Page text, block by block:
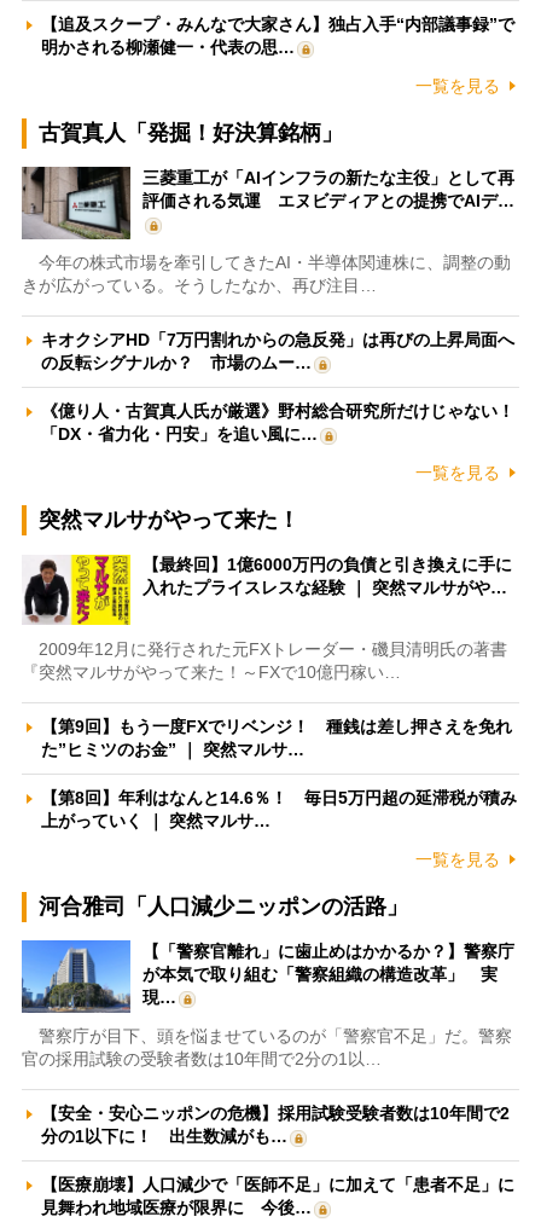
【追及スクープ・みんなで大家さん】独占入手“内部議事録”で
明かされる柳瀬健一・代表の思…
一覧を見る
古賀真人「発掘！好決算銘柄」
三菱重工が「AIインフラの新たな主役」として再
評価される気運 エヌビディアとの提携でAIデ…
今年の株式市場を牽引してきたAI・半導体関連株に、調整の動
きが広がっている。そうしたなか、再び注目…
キオクシアHD「7万円割れからの急反発」は再びの上昇局面へ
の反転シグナルか？ 市場のムー…
《億り人・古賀真人氏が厳選》野村総合研究所だけじゃない！
「DX・省力化・円安」を追い風に…
一覧を見る
突然マルサがやって来た！
【最終回】1億6000万円の負債と引き換えに手に
入れたプライスレスな経験 ｜ 突然マルサがや…
2009年12月に発行された元FXトレーダー・磯貝清明氏の著書
『突然マルサがやって来た！～FXで10億円稼い…
【第9回】もう一度FXでリベンジ！ 種銭は差し押さえを免れ
た”ヒミツのお金” ｜ 突然マルサ…
【第8回】年利はなんと14.6％！ 毎日5万円超の延滞税が積み
上がっていく ｜ 突然マルサ…
一覧を見る
河合雅司「人口減少ニッポンの活路」
【「警察官離れ」に歯止めはかかるか？】警察庁
が本気で取り組む「警察組織の構造改革」 実
現…
警察庁が目下、頭を悩ませているのが「警察官不足」だ。警察
官の採用試験の受験者数は10年間で2分の1以…
【安全・安心ニッポンの危機】採用試験受験者数は10年間で2
分の1以下に！ 出生数減がも…
【医療崩壊】人口減少で「医師不足」に加えて「患者不足」に
見舞われ地域医療が限界に 今後…